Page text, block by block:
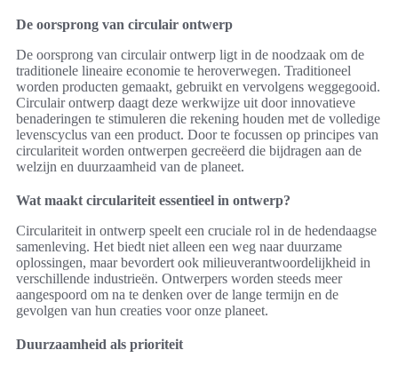
De oorsprong van circulair ontwerp
De oorsprong van circulair ontwerp ligt in de noodzaak om de
traditionele lineaire economie te heroverwegen. Traditioneel
worden producten gemaakt, gebruikt en vervolgens weggegooid.
Circulair ontwerp daagt deze werkwijze uit door innovatieve
benaderingen te stimuleren die rekening houden met de volledige
levenscyclus van een product. Door te focussen op principes van
circulariteit worden ontwerpen gecreëerd die bijdragen aan de
welzijn en duurzaamheid van de planeet.
Wat maakt circulariteit essentieel in ontwerp?
Circulariteit in ontwerp speelt een cruciale rol in de hedendaagse
samenleving. Het biedt niet alleen een weg naar duurzame
oplossingen, maar bevordert ook milieuverantwoordelijkheid in
verschillende industrieën. Ontwerpers worden steeds meer
aangespoord om na te denken over de lange termijn en de
gevolgen van hun creaties voor onze planeet.
Duurzaamheid als prioriteit